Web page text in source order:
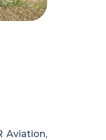
Aviation,